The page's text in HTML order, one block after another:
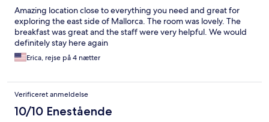
Amazing location close to everything you need and great for
exploring the east side of Mallorca. The room was lovely. The
breakfast was great and the staff were very helpful. We would
definitely stay here again
Erica, rejse på 4 nætter
Verificeret anmeldelse
10/10 Enestående